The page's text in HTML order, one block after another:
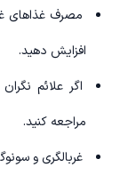
مصرف غذاهای
افزایش دهید.
اگر علائم
مراجعه کنید.
غربالگری و